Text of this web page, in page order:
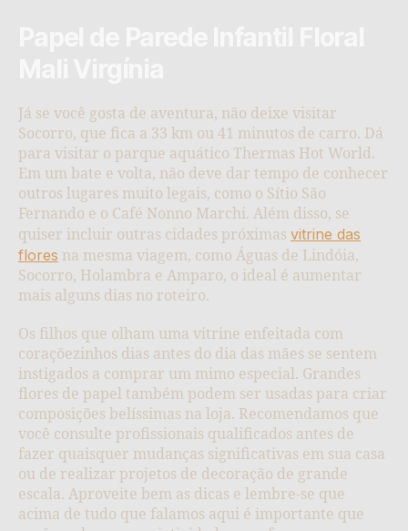
Já se você gosta de aventura, não deixe visitar
Socorro, que fica a 33 km ou 41 minutos de carro. Dá
para visitar o parque aquático Thermas Hot World.
Em um bate e volta, não deve dar tempo de conhecer
outros lugares muito legais, como o Sítio São
Fernando e o Café Nonno Marchi. Além disso, se
quiser incluir outras cidades próximas vitrine das
flores na mesma viagem, como Águas de Lindóia,
Socorro, Holambra e Amparo, o ideal é aumentar
mais alguns dias no roteiro.
Os filhos que olham uma vitrine enfeitada com
coraçõezinhos dias antes do dia das mães se sentem
instigados a comprar um mimo especial. Grandes
flores de papel também podem ser usadas para criar
composições belíssimas na loja. Recomendamos que
você consulte profissionais qualificados antes de
fazer quaisquer mudanças significativas em sua casa
ou de realizar projetos de decoração de grande
escala. Aproveite bem as dicas e lembre-se que
acima de tudo que falamos aqui é importante que